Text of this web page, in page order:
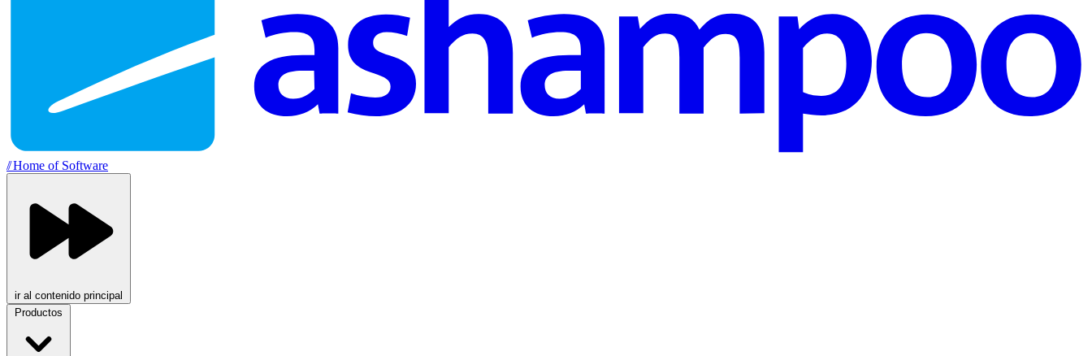
//Home of Software
ir al contenido principal
Productos